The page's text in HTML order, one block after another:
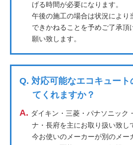
げる時間が必要になります。
午後の施工の場合は状況により
できかねることを予めご了承頂
願い致します。
Q. 対応可能なエコキュート
てくれますか？
A. ダイキン・三菱・パナソニック
ナ・長府を主にお取り扱い致し
今お使いのメーカーが別のメー